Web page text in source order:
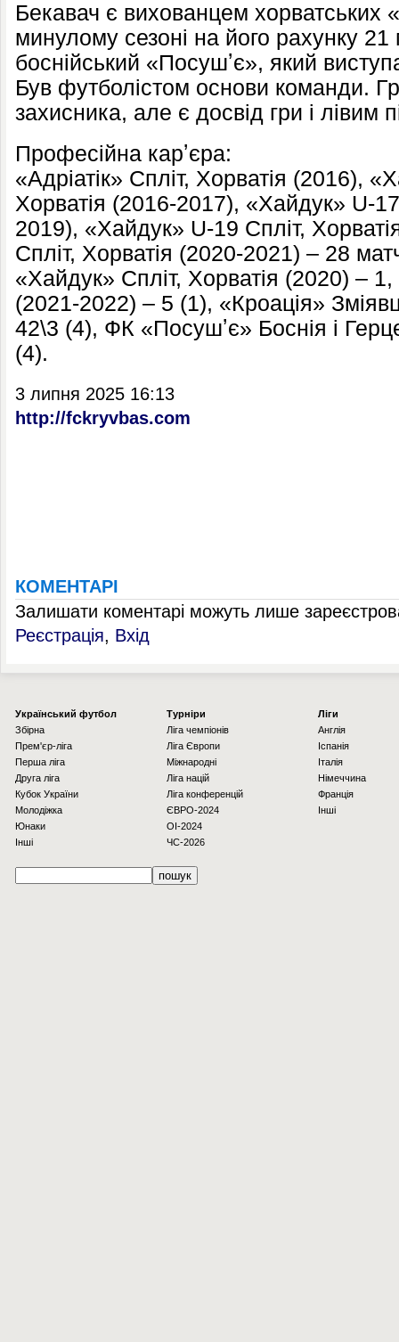
Бекавач є вихованцем хорватських
минулому сезоні на його рахунку 21
боснійський «Посушʼє», який
Був футболістом основи команди.
захисника, але є досвід гри і лівим
Професійна карʼєра:
«Адріатік» Спліт, Хорватія (2016),
Хорватія (2016-2017), «Хайдук» U-
2019), «Хайдук» U-19 Спліт,
Спліт, Хорватія (2020-2021) – 28
«Хайдук» Спліт, Хорватія (2020) –
(2021-2022) – 5 (1), «Кроація»
42\3 (4), ФК «Посушʼє» Боснія і
(4).
3 липня 2025 16:13
http://fckryvbas.com
КОМЕНТАРІ
Залишати коментарі можуть лише
Реєстрація, Вхід
Українcький футбол
Збірна
Прем'єр-ліга
Перша ліга
Друга ліга
Кубок України
Молодіжка
Юнаки
Інші
Турніри
Ліга чемпіонів
Ліга Європи
Міжнародні
Ліга націй
Ліга конференцій
ЄВРО-2024
OI-2024
ЧС-2026
Ліги
Англія
Іспанія
Італія
Німеччина
Франція
Інші